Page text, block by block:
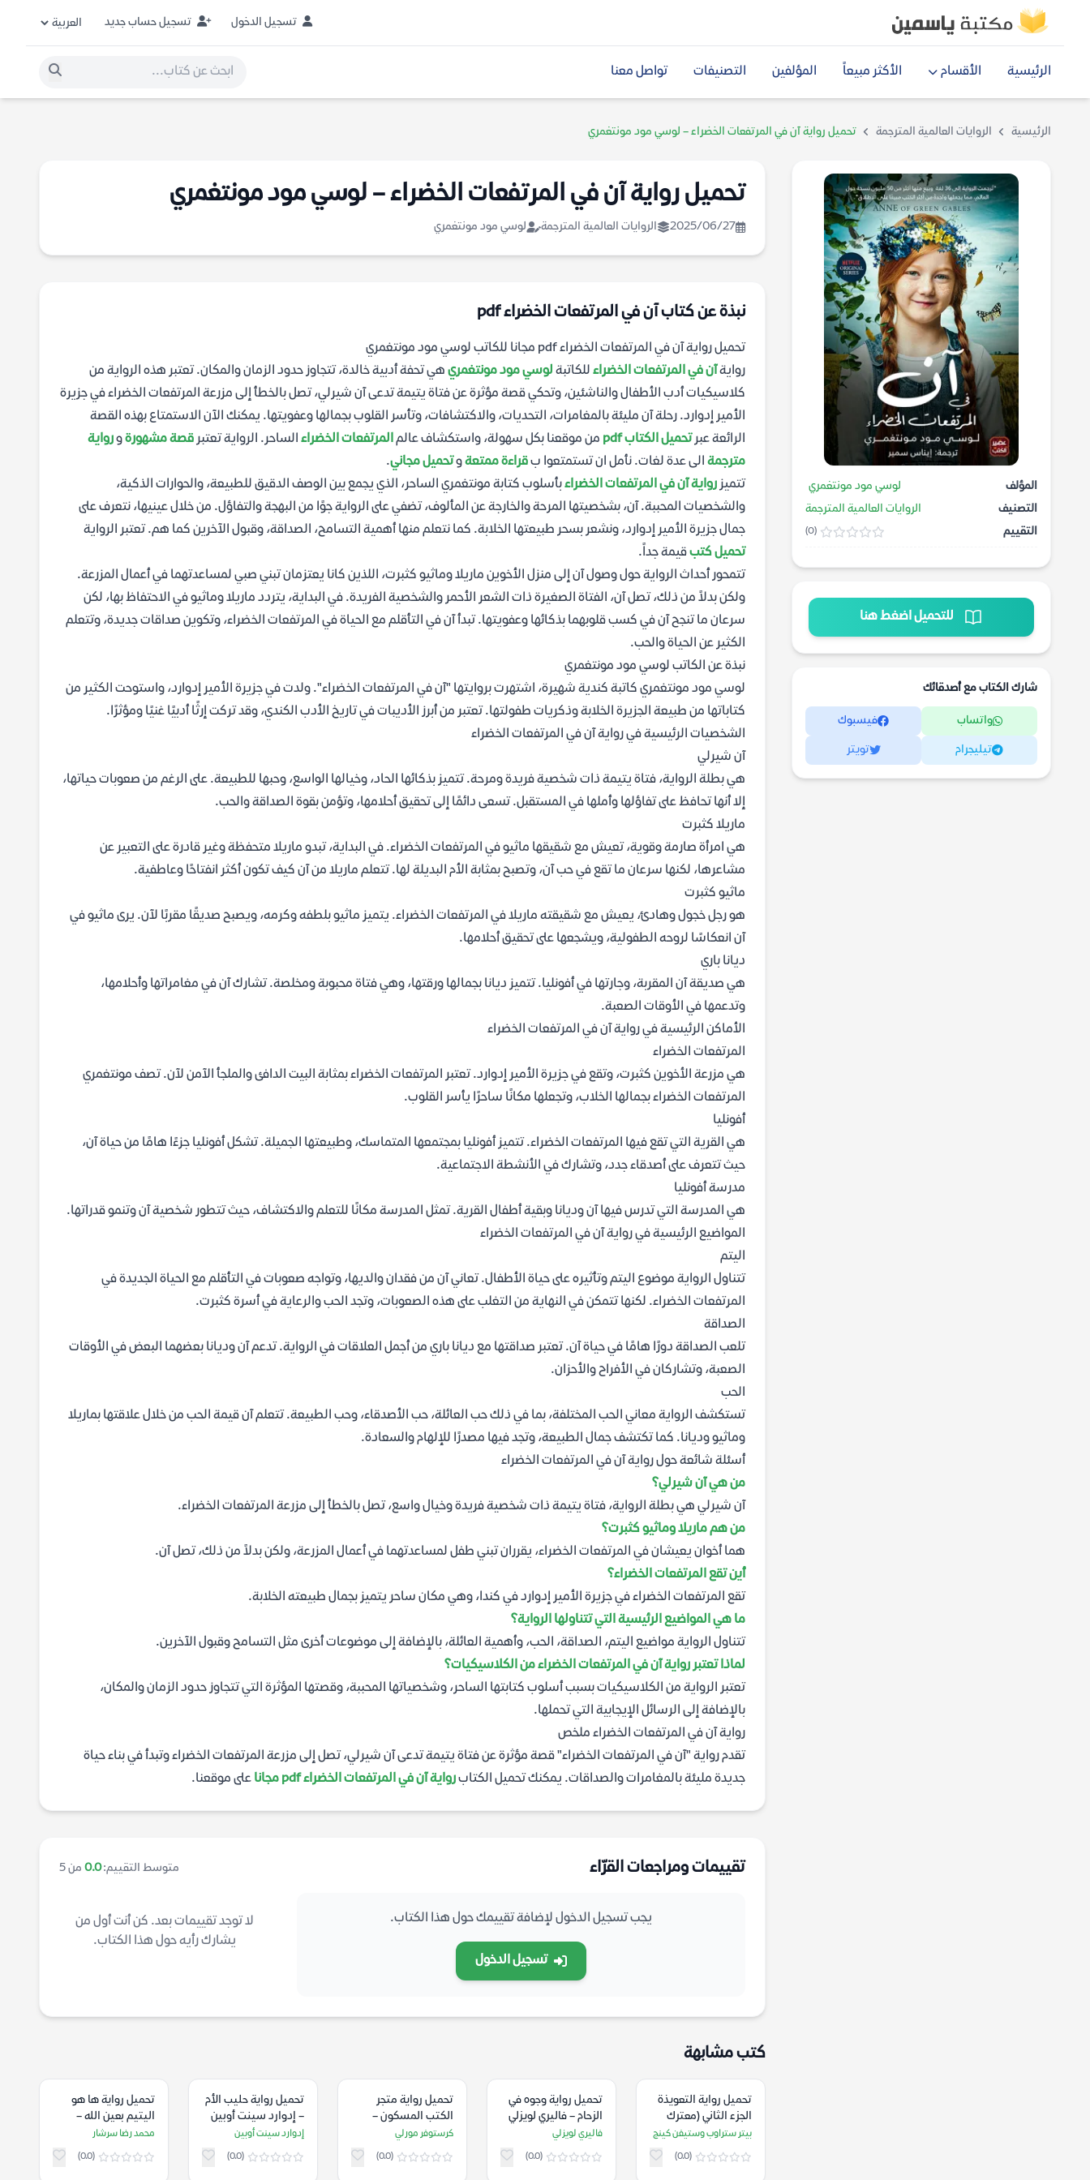
تسجيل الدخول تسجيل حساب جديد
الرئيسية الأقسام الأكثر مبيعاً المؤلفين التصنيفات تواصل معنا
الرئيسية الروايات العالمية المترجمة تحميل رواية آن في المرتفعات الخضراء – لوسي مود مونتغمري
المؤلف
لوسي مود مونتغمري
التصنيف
الروايات العالمية المترجمة
التقييم
(0)
للتحميل اضغط هنا
شارك الكتاب مع أصدقائك
واتساب فيسبوك
تيليجرام تويتر
تحميل رواية آن في المرتفعات الخضراء – لوسي مود مونتغمري
2025/06/27 الروايات العالمية المترجمة لوسي مود مونتغمري
نبذة عن كتاب آن في المرتفعات الخضراء pdf
تحميل رواية آن في المرتفعات الخضراء pdf مجانا للكاتب لوسي مود مونتغمري
روايةآن في المرتفعات الخضراء للكاتبة لوسي مود مونتغمري هي تحفة أدبية خالدة، تتجاوز حدود الزمان والمكان. تعتبر هذه الرواية من
كلاسيكيات أدب الأطفال والناشئين، وتحكي قصة مؤثرة عن فتاة يتيمة تدعى آن شيرلي، تصل بالخطأ إلى مزرعة المرتفعات الخضراء في جزيرة
الأمير إدوارد. رحلة آن مليئة بالمغامرات، التحديات، والاكتشافات، وتأسر القلوب بجمالها وعفويتها. يمكنك الآن الاستمتاع بهذه القصة
الرائعة عبرتحميل الكتاب pdf من موقعنا بكل سهولة، واستكشاف عالمالمرتفعات الخضراء الساحر. الرواية تعتبر قصة مشهورةورواية
مترجمة الى عدة لغات. نأمل ان تستمتعوا بقراءة ممتعةوتحميل مجاني.
تتميز رواية آن في المرتفعات الخضراءبأسلوب كتابة مونتغمري الساحر، الذي يجمع بين الوصف الدقيق للطبيعة، والحوارات الذكية،
والشخصيات المحببة. آن، بشخصيتها المرحة والخارجة عن المألوف، تضفي على الرواية جوًا من البهجة والتفاؤل. من خلال عينيها، نتعرف على
جمال جزيرة الأمير إدوارد، ونشعر بسحر طبيعتها الخلابة. كما نتعلم منها أهمية التسامح، الصداقة، وقبول الآخرين كما هم. تعتبر الرواية
تحميل كتبقيمة جداً.
تتمحور أحداث الرواية حول وصول آن إلى منزل الأخوين ماريلا وماثيو كثبرت، اللذين كانا يعتزمان تبني صبي لمساعدتهما في أعمال المزرعة.
ولكن بدلاً من ذلك، تصل آن، الفتاة الصغيرة ذات الشعر الأحمر والشخصية الفريدة. في البداية، يتردد ماريلا وماثيو في الاحتفاظ بها، لكن
سرعان ما تنجح آن في كسب قلوبهما بذكائها وعفويتها. تبدأ آن في التأقلم مع الحياة في المرتفعات الخضراء، وتكوين صداقات جديدة، وتتعلم
الكثير عن الحياة والحب.
نبذة عن الكاتب لوسي مود مونتغمري
لوسي مود مونتغمري كاتبة كندية شهيرة، اشتهرت بروايتها "آن في المرتفعات الخضراء". ولدت في جزيرة الأمير إدوارد، واستوحت الكثير من
كتاباتها من طبيعة الجزيرة الخلابة وذكريات طفولتها. تعتبر من أبرز الأديبات في تاريخ الأدب الكندي، وقد تركت إرثًا أدبيًا غنيًا ومؤثرًا.
الشخصيات الرئيسية في رواية آن في المرتفعات الخضراء
آن شيرلي
هي بطلة الرواية، فتاة يتيمة ذات شخصية فريدة ومرحة. تتميز بذكائها الحاد، وخيالها الواسع، وحبها للطبيعة. على الرغم من صعوبات حياتها،
إلا أنها تحافظ على تفاؤلها وأملها في المستقبل. تسعى دائمًا إلى تحقيق أحلامها، وتؤمن بقوة الصداقة والحب.
ماريلا كثبرت
هي امرأة صارمة وقوية، تعيش مع شقيقها ماثيو في المرتفعات الخضراء. في البداية، تبدو ماريلا متحفظة وغير قادرة على التعبير عن
مشاعرها، لكنها سرعان ما تقع في حب آن، وتصبح بمثابة الأم البديلة لها. تتعلم ماريلا من آن كيف تكون أكثر انفتاحًا وعاطفية.
ماثيو كثبرت
هو رجل خجول وهادئ، يعيش مع شقيقته ماريلا في المرتفعات الخضراء. يتميز ماثيو بلطفه وكرمه، ويصبح صديقًا مقربًا لآن. يرى ماثيو في
آن انعكاسًا لروحه الطفولية، ويشجعها على تحقيق أحلامها.
ديانا باري
هي صديقة آن المقربة، وجارتها في أفونليا. تتميز ديانا بجمالها ورقتها، وهي فتاة محبوبة ومخلصة. تشارك آن في مغامراتها وأحلامها،
وتدعمها في الأوقات الصعبة.
الأماكن الرئيسية في رواية آن في المرتفعات الخضراء
المرتفعات الخضراء
هي مزرعة الأخوين كثبرت، وتقع في جزيرة الأمير إدوارد. تعتبر المرتفعات الخضراء بمثابة البيت الدافئ والملجأ الآمن لآن. تصف مونتغمري
المرتفعات الخضراء بجمالها الخلاب، وتجعلها مكانًا ساحرًا يأسر القلوب.
أفونليا
هي القرية التي تقع فيها المرتفعات الخضراء. تتميز أفونليا بمجتمعها المتماسك، وطبيعتها الجميلة. تشكل أفونليا جزءًا هامًا من حياة آن،
حيث تتعرف على أصدقاء جدد، وتشارك في الأنشطة الاجتماعية.
مدرسة أفونليا
هي المدرسة التي تدرس فيها آن وديانا وبقية أطفال القرية. تمثل المدرسة مكانًا للتعلم والاكتشاف، حيث تتطور شخصية آن وتنمو قدراتها.
المواضيع الرئيسية في رواية آن في المرتفعات الخضراء
اليتم
تتناول الرواية موضوع اليتم وتأثيره على حياة الأطفال. تعاني آن من فقدان والديها، وتواجه صعوبات في التأقلم مع الحياة الجديدة في
المرتفعات الخضراء. لكنها تتمكن في النهاية من التغلب على هذه الصعوبات، وتجد الحب والرعاية في أسرة كثبرت.
الصداقة
تلعب الصداقة دورًا هامًا في حياة آن. تعتبر صداقتها مع ديانا باري من أجمل العلاقات في الرواية. تدعم آن وديانا بعضهما البعض في الأوقات
الصعبة، وتشاركان في الأفراح والأحزان.
الحب
تستكشف الرواية معاني الحب المختلفة، بما في ذلك حب العائلة، حب الأصدقاء، وحب الطبيعة. تتعلم آن قيمة الحب من خلال علاقتها بماريلا
وماثيو وديانا. كما تكتشف جمال الطبيعة، وتجد فيها مصدرًا للإلهام والسعادة.
أسئلة شائعة حول رواية آن في المرتفعات الخضراء
من هي آن شيرلي؟
آن شيرلي هي بطلة الرواية، فتاة يتيمة ذات شخصية فريدة وخيال واسع، تصل بالخطأ إلى مزرعة المرتفعات الخضراء.
من هم ماريلا وماثيو كثبرت؟
هما أخوان يعيشان في المرتفعات الخضراء، يقرران تبني طفل لمساعدتهما في أعمال المزرعة، ولكن بدلاً من ذلك، تصل آن.
أين تقع المرتفعات الخضراء؟
تقع المرتفعات الخضراء في جزيرة الأمير إدوارد في كندا، وهي مكان ساحر يتميز بجمال طبيعته الخلابة.
ما هي المواضيع الرئيسية التي تتناولها الرواية؟
تتناول الرواية مواضيع اليتم، الصداقة، الحب، وأهمية العائلة، بالإضافة إلى موضوعات أخرى مثل التسامح وقبول الآخرين.
لماذا تعتبر رواية آن في المرتفعات الخضراء من الكلاسيكيات؟
تعتبر الرواية من الكلاسيكيات بسبب أسلوب كتابتها الساحر، وشخصياتها المحببة، وقصتها المؤثرة التي تتجاوز حدود الزمان والمكان،
بالإضافة إلى الرسائل الإيجابية التي تحملها.
رواية آن في المرتفعات الخضراء ملخص
تقدم رواية "آن في المرتفعات الخضراء" قصة مؤثرة عن فتاة يتيمة تدعى آن شيرلي، تصل إلى مزرعة المرتفعات الخضراء وتبدأ في بناء حياة
جديدة مليئة بالمغامرات والصداقات. يمكنك تحميل الكتابرواية آن في المرتفعات الخضراء pdf مجانا على موقعنا.
تقييمات ومراجعات القرّاء متوسط التقييم:0.0 من 5
يجب تسجيل الدخول لإضافة تقييمك حول هذا الكتاب.
تسجيل الدخول
لا توجد تقييمات بعد. كن أنت أول من
يشارك رأيه حول هذا الكتاب.
كتب مشابهة
تحميل رواية التعويذة
الجزء الثاني (معترك
الاختبارات) – بيتر
ستراوب وستيفن كينج
بيتر ستراوب وستيفن كينج
(0.0)
تحميل رواية وجوه في
الزحام – فاليري لويزلي
فاليري لويزلي
(0.0)
تحميل رواية متجر
الكتب المسكون –
كرستوفر مورلي
كرستوفر مورلي
(0.0)
تحميل رواية حليب الأم
– إدوارد سينت أوبين
إدوارد سينت أوبين
(0.0)
تحميل رواية ها هو
اليتيم بعين الله –
محمد رضا سرشار
محمد رضا سرشار
(0.0)